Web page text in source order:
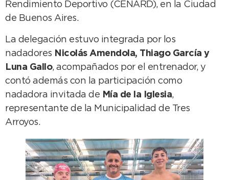
Rendimiento Deportivo (CENARD), en la Ciudad
de Buenos Aires.
La delegación estuvo integrada por los
nadadores Nicolás Amendola, Thiago García y
Luna Gallo, acompañados por el entrenador, y
contó además con la participación como
nadadora invitada de Mía de la Iglesia,
representante de la Municipalidad de Tres
Arroyos.